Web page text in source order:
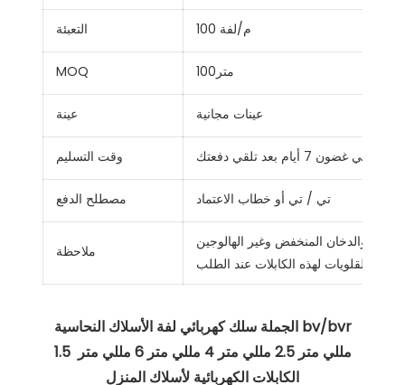
التعبئة 100 م/لفة
MOQ متر100
عينة عينات مجانية
وقت التسليم في غضون 7 أيام بعد تلقي دفعتك
مصطلح الدفع تي / تي أو خطاب الاعتماد
ملاحظة
والدخان المنخفض وغير الهالوجين
والقلويات لهذه الكابلات عند الطلب
1.5 مللي متر 2.5 مللي متر 4 مللي متر 6 مللي متر